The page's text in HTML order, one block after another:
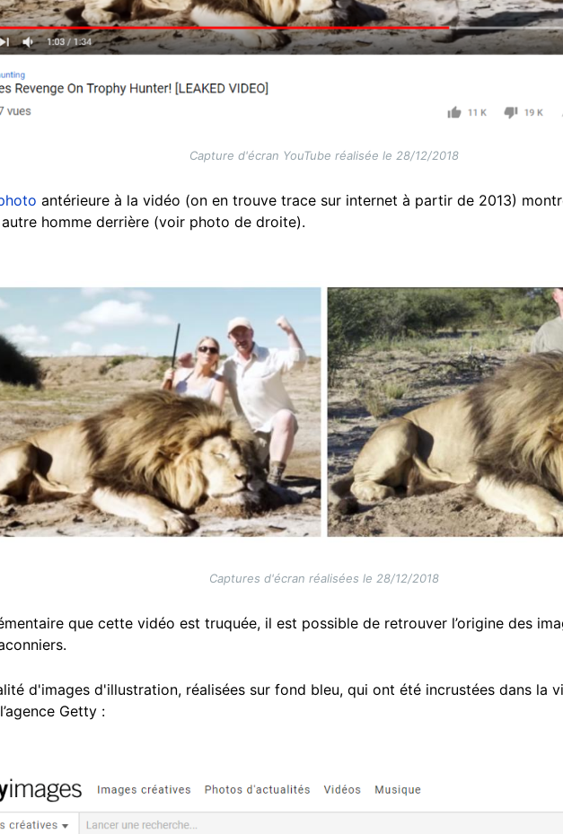
Capture d'écran YouTube réalisée le 28/12/2018
antérieure à la vidéo (on en trouve trace sur internet à partir de 2013)
homme derrière (voir photo de droite).
Captures d'écran réalisées le 28/12/2018
que cette vidéo est truquée, il est possible de retrouver l’origine des
d'images d'illustration, réalisées sur fond bleu, qui ont été incrustées dans la
Getty :